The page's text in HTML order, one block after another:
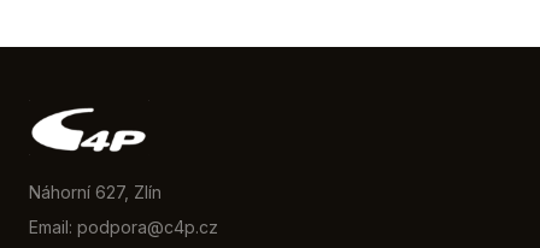
Náhorní 627, Zlín
Email: podpora@c4p.cz